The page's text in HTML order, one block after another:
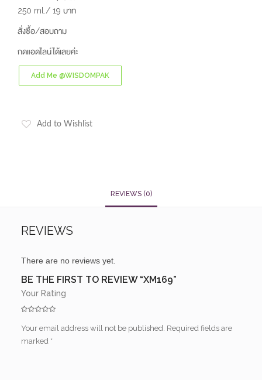
250 ml./ 19 บาท
สั่งซื้อ/สอบถาม
กดแอดไลน์ได้เลยค่ะ
Add Me @WISDOMPAK
Add to Wishlist
REVIEWS (0)
REVIEWS
There are no reviews yet.
BE THE FIRST TO REVIEW “XM169”
Your email address will not be published. Required fields are
marked *
Your Rating